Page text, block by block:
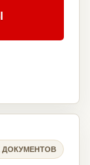
ДОКУМЕНТОВ